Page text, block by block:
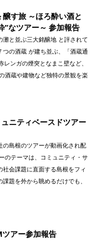
す旅 ～ほろ酔い酒と
”なツアー～ 参加報告
と並ぶ三大銘醸地 と評されて
の酒蔵 が建ち並ぶ、「酒蔵通
ンガの煙突となまこ壁など、
酒蔵や建物など独特の景観を楽
ュニティベースドツアー
島根のツアーが動画化され配
のテーマは、コミュニティ・サ
会課題に直面する島根をフィ
題を外から眺めるだけでも、
ツアー参加報告